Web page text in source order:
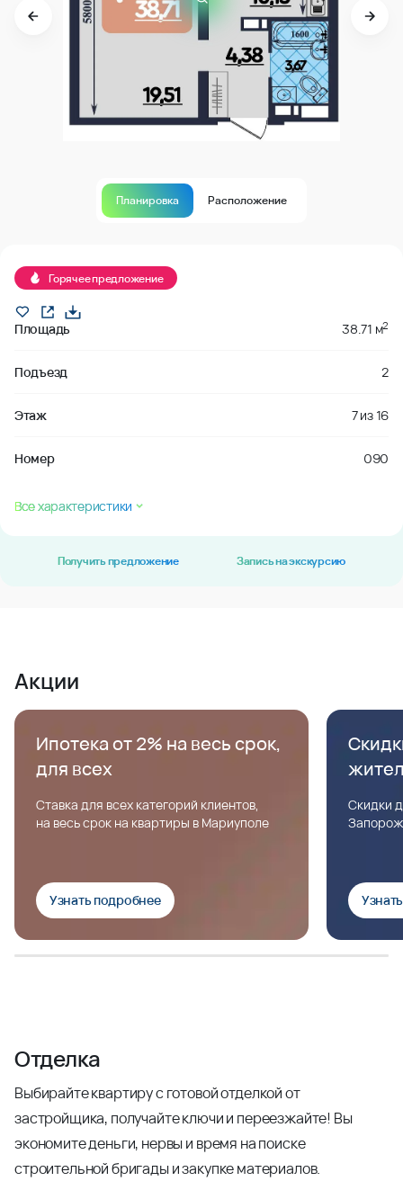
Планировка Расположение
Горячее предложение
Площадь 38.71 м2
Подъезд 2
Этаж 7из16
Номер 090
Все характеристики
Получить предложение Запись на экскурсию
Акции
Ипотека от 2% на весь срок,
для всех
Ставка для всех категорий клиентов,
на весь срок на квартиры в Мариуполе
Узнать подробнее
Скидки
Отделка
Выбирайте квартиру с готовой отделкой от
застройщика, получайте ключи и переезжайте! Вы
экономите деньги, нервы и время на поиске
строительной бригады и закупке материалов.